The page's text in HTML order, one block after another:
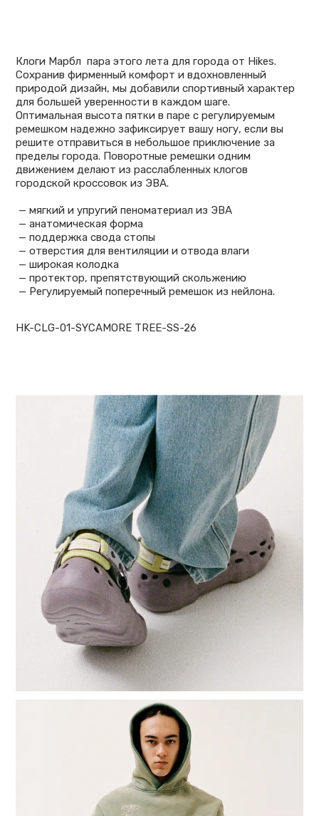
Клоги Марбл пара этого лета для города от Hikes.
Сохранив фирменный комфорт и вдохновленный
природой дизайн, мы добавили спортивный характер
для большей уверенности в каждом шаге.
Оптимальная высота пятки в паре с регулируемым
ремешком надежно зафиксирует вашу ногу, если вы
решите отправиться в небольшое приключение за
пределы города. Поворотные ремешки одним
движением делают из расслабленных клогов
городской кроссовок из ЭВА.
— мягкий и упругий пеноматериал из ЭВА
— анатомическая форма
— поддержка свода стопы
— отверстия для вентиляции и отвода влаги
— широкая колодка
— протектор, препятствующий скольжению
— Регулируемый поперечный ремешок из нейлона.
HK-CLG-01-SYCAMORE TREE-SS-26